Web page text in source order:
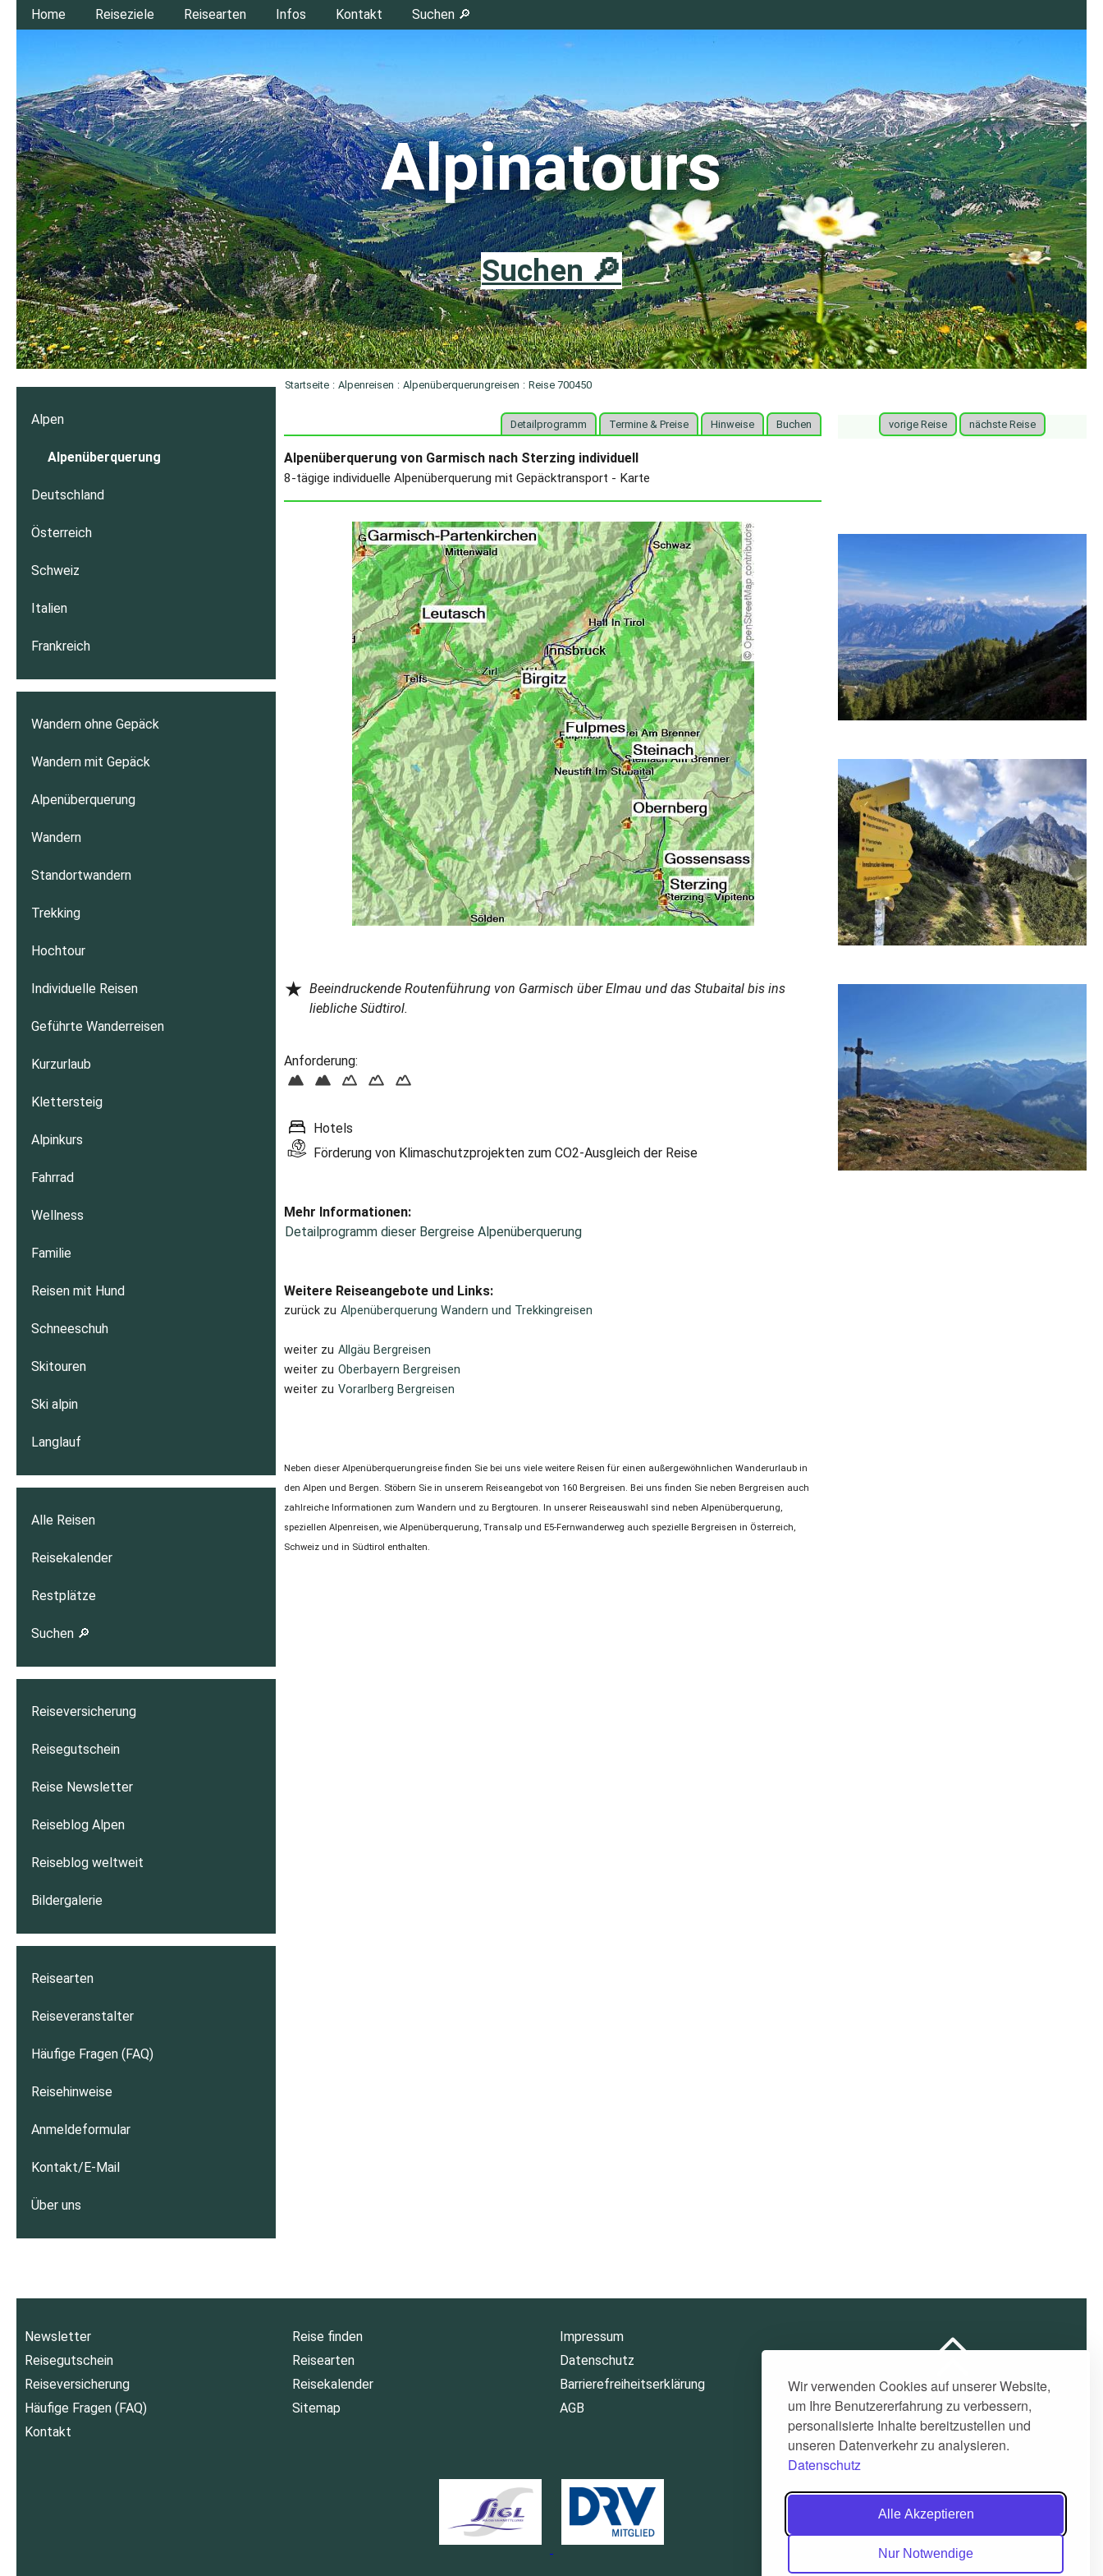
Wir verwenden Cookies auf unserer Website,
um Ihre Benutzererfahrung zu verbessern,
personalisierte Inhalte bereitzustellen und
unseren Datenverkehr zu analysieren.
Datenschutz
Alle Akzeptieren
Nur Notwendige
Home Reiseziele Reisearten Infos Kontakt Suchen 🔎
Suchen 🔎
Alpinatours
Startseite : Alpenreisen : Alpenüberquerungreisen : Reise 700450
Detailprogramm Termine & Preise Hinweise Buchen
Alpenüberquerung von Garmisch nach Sterzing individuell
8-tägige individuelle Alpenüberquerung mit Gepäcktransport - Karte
★ Beeindruckende Routenführung von Garmisch über Elmau und das Stubaital bis ins
liebliche Südtirol.
Anforderung:
Hotels
Förderung von Klimaschutzprojekten zum CO2-Ausgleich der Reise
Mehr Informationen:
Detailprogramm dieser Bergreise Alpenüberquerung
Weitere Reiseangebote und Links:
zurück zu Alpenüberquerung Wandern und Trekkingreisen
weiter zu Allgäu Bergreisen
weiter zu Oberbayern Bergreisen
weiter zu Vorarlberg Bergreisen
Neben dieser Alpenüberquerungreise finden Sie bei uns viele weitere Reisen für einen außergewöhnlichen Wanderurlaub in
den Alpen und Bergen. Stöbern Sie in unserem Reiseangebot von 160 Bergreisen. Bei uns finden Sie neben Bergreisen auch
zahlreiche Informationen zum Wandern und zu Bergtouren. In unserer Reiseauswahl sind neben Alpenüberquerung,
speziellen Alpenreisen, wie Alpenüberquerung, Transalp und E5-Fernwanderweg auch spezielle Bergreisen in Österreich,
Schweiz und in Südtirol enthalten.
Alpen
Alpenüberquerung
Deutschland
Österreich
Schweiz
Italien
Frankreich
Wandern ohne Gepäck
Wandern mit Gepäck
Alpenüberquerung
Wandern
Standortwandern
Trekking
Hochtour
Individuelle Reisen
Geführte Wanderreisen
Kurzurlaub
Klettersteig
Alpinkurs
Fahrrad
Wellness
Familie
Reisen mit Hund
Schneeschuh
Skitouren
Ski alpin
Langlauf
Alle Reisen
Reisekalender
Restplätze
Suchen 🔎
Reiseversicherung
Reisegutschein
Reise Newsletter
Reiseblog Alpen
Reiseblog weltweit
Bildergalerie
Reisearten
Reiseveranstalter
Häufige Fragen (FAQ)
Reisehinweise
Anmeldeformular
Kontakt/E-Mail
Über uns
vorige Reise nächste Reise
Newsletter
Reisegutschein
Reiseversicherung
Häufige Fragen (FAQ)
Kontakt
Reise finden
Reisearten
Reisekalender
Sitemap
Impressum
Datenschutz
Barrierefreiheitserklärung
AGB